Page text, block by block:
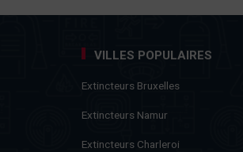
VILLES POPULAIRES
Extincteurs Bruxelles
Extincteurs Namur
Extincteurs Charleroi